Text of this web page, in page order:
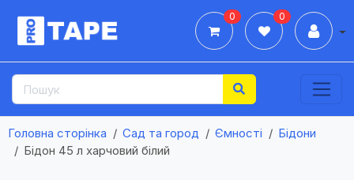
0 0
Головна сторінка Сад та город Ємності
Бідони
Бідон 45 л харчовий білий